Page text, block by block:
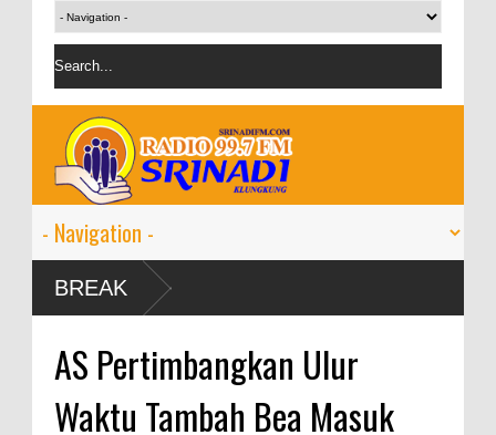
BREAK
AS Pertimbangkan Ulur
Waktu Tambah Bea Masuk